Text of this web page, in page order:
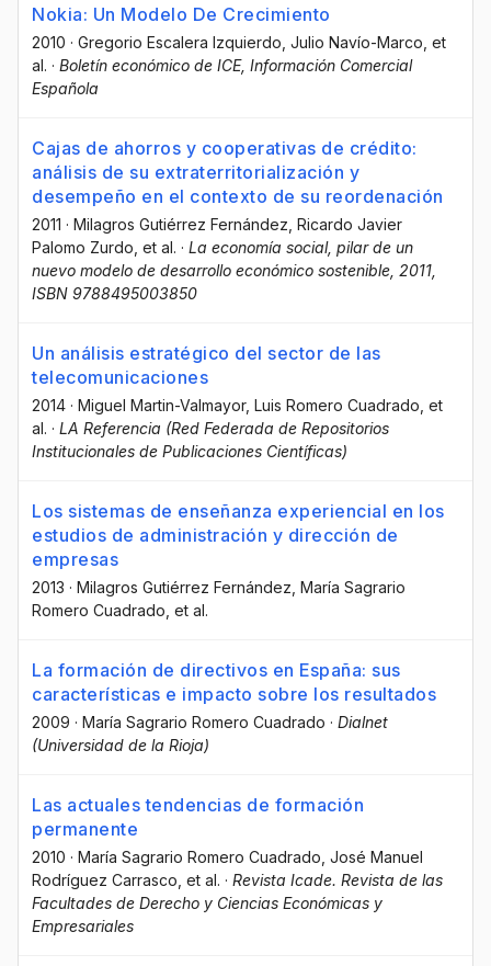
Nokia: Un Modelo De Crecimiento
2010 · Gregorio Escalera Izquierdo , Julio Navío-Marco , et
al. · Boletín económico de ICE, Información Comercial
Española
Cajas de ahorros y cooperativas de crédito:
análisis de su extraterritorialización y
desempeño en el contexto de su reordenación
2011 · Milagros Gutiérrez Fernández , Ricardo Javier
Palomo Zurdo , et al. · La economía social, pilar de un
nuevo modelo de desarrollo económico sostenible, 2011,
ISBN 9788495003850
Un análisis estratégico del sector de las
telecomunicaciones
2014 · Miguel Martin-Valmayor, Luis Romero Cuadrado , et
al. · LA Referencia (Red Federada de Repositorios
Institucionales de Publicaciones Científicas)
Los sistemas de enseñanza experiencial en los
estudios de administración y dirección de
empresas
2013 · Milagros Gutiérrez Fernández , María Sagrario
Romero Cuadrado , et al.
La formación de directivos en España: sus
características e impacto sobre los resultados
2009 · María Sagrario Romero Cuadrado · Dialnet
(Universidad de la Rioja)
Las actuales tendencias de formación
permanente
2010 · María Sagrario Romero Cuadrado , José Manuel
Rodríguez Carrasco , et al. · Revista Icade. Revista de las
Facultades de Derecho y Ciencias Económicas y
Empresariales